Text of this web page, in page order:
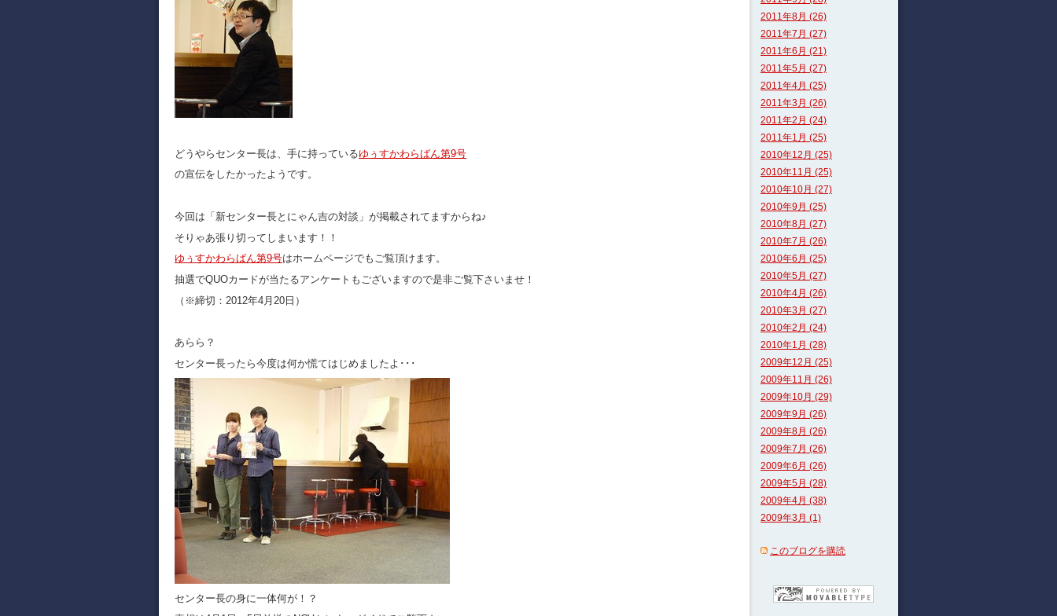
どうやらセンター長は、手に持っているゆぅすかわらばん第9号
の宣伝をしたかったようです。
今回は「新センター長とにゃん吉の対談」が掲載されてますからね♪
そりゃあ張り切ってしまいます！！
ゆぅすかわらばん第9号はホームページでもご覧頂けます。
抽選でQUOカードが当たるアンケートもございますので是非ご覧下さいませ！
（ ※締切：2012年4月20日 ）
あらら？
センター長ったら今度は何か慌てはじめましたよ･･･
センター長の身に一体何が！？
2011年8月 (26)
2011年7月 (27)
2011年6月 (21)
2011年5月 (27)
2011年4月 (25)
2011年3月 (26)
2011年2月 (24)
2011年1月 (25)
2010年12月 (25)
2010年11月 (25)
2010年10月 (27)
2010年9月 (25)
2010年8月 (27)
2010年7月 (26)
2010年6月 (25)
2010年5月 (27)
2010年4月 (26)
2010年3月 (27)
2010年2月 (24)
2010年1月 (28)
2009年12月 (25)
2009年11月 (26)
2009年10月 (29)
2009年9月 (26)
2009年8月 (26)
2009年7月 (26)
2009年6月 (26)
2009年5月 (28)
2009年4月 (38)
2009年3月 (1)
このブログを購読